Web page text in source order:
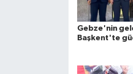
Gebze'nin
Başkent'te